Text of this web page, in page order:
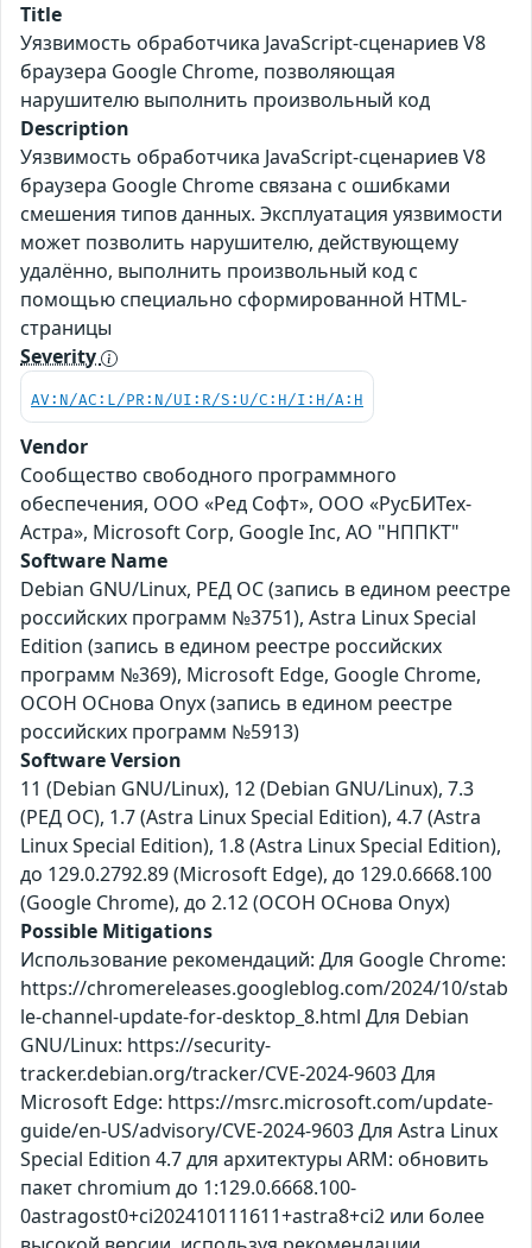
Title
Уязвимость обработчика JavaScript-сценариев V8
браузера Google Chrome, позволяющая
нарушителю выполнить произвольный код
Description
Уязвимость обработчика JavaScript-сценариев V8
браузера Google Chrome связана с ошибками
смешения типов данных. Эксплуатация уязвимости
может позволить нарушителю, действующему
удалённо, выполнить произвольный код с
помощью специально сформированной HTML-
страницы
Severity
AV:N/AC:L/PR:N/UI:R/S:U/C:H/I:H/A:H
Vendor
Сообщество свободного программного
обеспечения, ООО «Ред Софт», ООО «РусБИТех-
Астра», Microsoft Corp, Google Inc, АО "НППКТ"
Software Name
Debian GNU/Linux, РЕД ОС (запись в едином реестре
российских программ №3751), Astra Linux Special
Edition (запись в едином реестре российских
программ №369), Microsoft Edge, Google Chrome,
ОСОН ОСнова Оnyx (запись в едином реестре
российских программ №5913)
Software Version
11 (Debian GNU/Linux), 12 (Debian GNU/Linux), 7.3
(РЕД ОС), 1.7 (Astra Linux Special Edition), 4.7 (Astra
Linux Special Edition), 1.8 (Astra Linux Special Edition),
до 129.0.2792.89 (Microsoft Edge), до 129.0.6668.100
(Google Chrome), до 2.12 (ОСОН ОСнова Оnyx)
Possible Mitigations
Использование рекомендаций: Для Google Chrome:
https://chromereleases.googleblog.com/2024/10/stab
le-channel-update-for-desktop_8.html Для Debian
GNU/Linux: https://security-
tracker.debian.org/tracker/CVE-2024-9603 Для
Microsoft Edge: https://msrc.microsoft.com/update-
guide/en-US/advisory/CVE-2024-9603 Для Astra Linux
Special Edition 4.7 для архитектуры ARM: обновить
пакет chromium до 1:129.0.6668.100-
0astragost0+ci202410111611+astra8+ci2 или более